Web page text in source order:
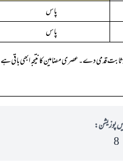
پاس
پاس
ثابت قدمی دے ۔ عصری مضامین کا نتیجہ ابھی باقی ہے
پوزیشن:
8